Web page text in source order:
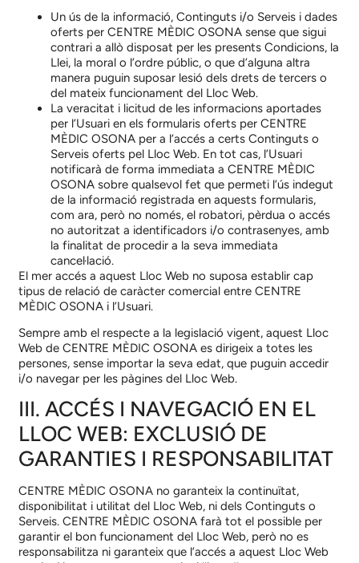
Un ús de la informació, Continguts i/o Serveis i dades
oferts perCENTRE MÈDIC OSONA sense que sigui
contrari a allò disposat per les presents Condicions, la
Llei, la moral o l’ordre públic, o que d’alguna altra
manera puguin suposar lesió dels drets de tercers o
del mateix funcionament del Lloc Web.
La veracitat i licitud de les informacions aportades
per l’Usuari en els formularis oferts perCENTRE
MÈDIC OSONA per a l’accés a certs Continguts o
Serveis oferts pel Lloc Web. En tot cas, l’Usuari
notificarà de forma immediata aCENTRE MÈDIC
OSONA sobre qualsevol fet que permeti l’ús indegut
de la informació registrada en aquests formularis,
com ara, però no només, el robatori, pèrdua o accés
no autoritzat a identificadors i/o contrasenyes, amb
la finalitat de procedir a la seva immediata
cancel·lació.
El mer accés a aquest Lloc Web no suposa establir cap
tipus de relació de caràcter comercial entreCENTRE
MÈDIC OSONA i l’Usuari.
Sempre amb el respecte a la legislació vigent, aquest Lloc
Web deCENTRE MÈDIC OSONA es dirigeix a totes les
persones, sense importar la seva edat, que puguin accedir
i/o navegar per les pàgines del Lloc Web.
III. ACCÉS I NAVEGACIÓ EN EL
LLOC WEB: EXCLUSIÓ DE
GARANTIES I RESPONSABILITAT
CENTRE MÈDIC OSONA no garanteix la continuïtat,
disponibilitat i utilitat del Lloc Web, ni dels Continguts o
Serveis.CENTRE MÈDIC OSONA farà tot el possible per
garantir el bon funcionament del Lloc Web, però no es
responsabilitza ni garanteix que l’accés a aquest Lloc Web